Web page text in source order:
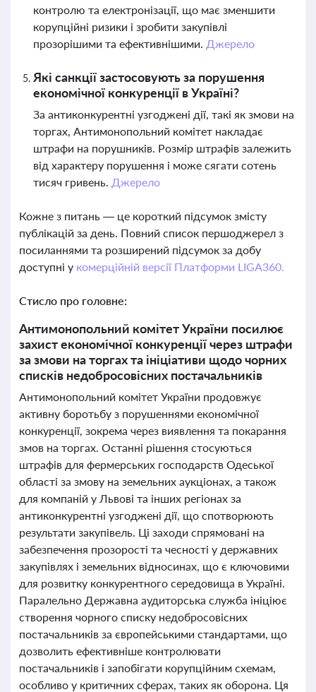
контролю та електронізації, що має зменшити
корупційні ризики і зробити закупівлі
прозорішими та ефективнішими. Джерело
Які санкції застосовують за порушення
економічної конкуренції в Україні?
За антиконкурентні узгоджені дії, такі як змови на
торгах, Антимонопольний комітет накладає
штрафи на порушників. Розмір штрафів залежить
від характеру порушення і може сягати сотень
тисяч гривень. Джерело
Кожне з питань — це короткий підсумок змісту
публікацій за день. Повний список першоджерел з
посиланнями та розширений підсумок за добу
доступні у комерційній версії Платформи LIGA360.
Стисло про головне:
Антимонопольний комітет України посилює
захист економічної конкуренції через штрафи
за змови на торгах та ініціативи щодо чорних
списків недобросовісних постачальників
Антимонопольний комітет України продовжує
активну боротьбу з порушеннями економічної
конкуренції, зокрема через виявлення та покарання
змов на торгах. Останні рішення стосуються
штрафів для фермерських господарств Одеської
області за змову на земельних аукціонах, а також
для компаній у Львові та інших регіонах за
антиконкурентні узгоджені дії, що спотворюють
результати закупівель. Ці заходи спрямовані на
забезпечення прозорості та чесності у державних
закупівлях і земельних відносинах, що є ключовими
для розвитку конкурентного середовища в Україні.
Паралельно Державна аудиторська служба ініціює
створення чорного списку недобросовісних
постачальників за європейськими стандартами, що
дозволить ефективніше контролювати
постачальників і запобігати корупційним схемам,
особливо у критичних сферах, таких як оборона. Ця